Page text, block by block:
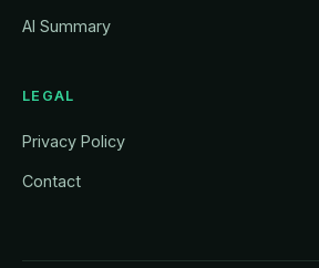
AI Summary
LEGAL
Privacy Policy
Contact